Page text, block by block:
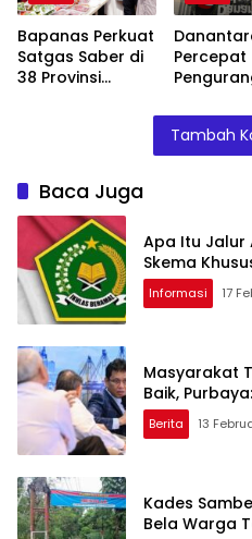
Bapanas Perkuat
Satgas Saber di
38 Provinsi
Percepat
Belasan
Usaha
SMGR
Tambah
Baca Juga
Apa Itu Jalur
Skema
Informasi 17
Masyarakat
Baik,
Berita 13
Kades
Bela Warga